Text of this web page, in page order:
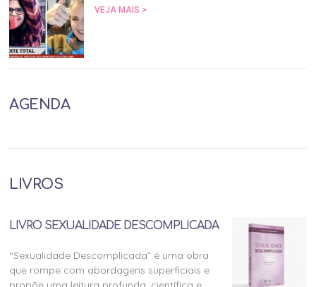
VEJA MAIS >
AGENDA
LIVROS
LIVRO SEXUALIDADE DESCOMPLICADA
“Sexualidade Descomplicada” é uma obra
que rompe com abordagens superficiais e